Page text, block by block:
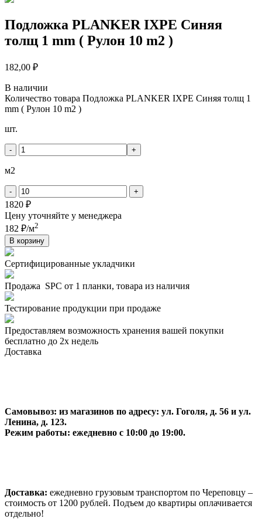
Подложка PLANKER IXPE Синяя
толщ 1 mm ( Рулон 10 m2 )
182,00 ₽
В наличии
Количество товара Подложка PLANKER IXPE Синяя толщ 1
mm ( Рулон 10 m2 )
шт.
- +
м2
- +
1820 ₽
Цену уточняйте у менеджера
182 ₽/м2
В корзину
Сертифицированные укладчики
Продажа SPC от 1 планки, товара из наличия
Тестирование продукции при продаже
Предоставляем возможность хранения вашей покупки
бесплатно до 2х недель
Доставка
Самовывоз: из магазинов по адресу: ул. Гоголя, д. 56 и ул.
Ленина, д. 123.
Режим работы: ежедневно с 10:00 до 19:00.
Доставка: ежедневно грузовым транспортом по Череповцу –
стоимость от 1200 рублей. Подъем до квартиры оплачивается
отдельно!